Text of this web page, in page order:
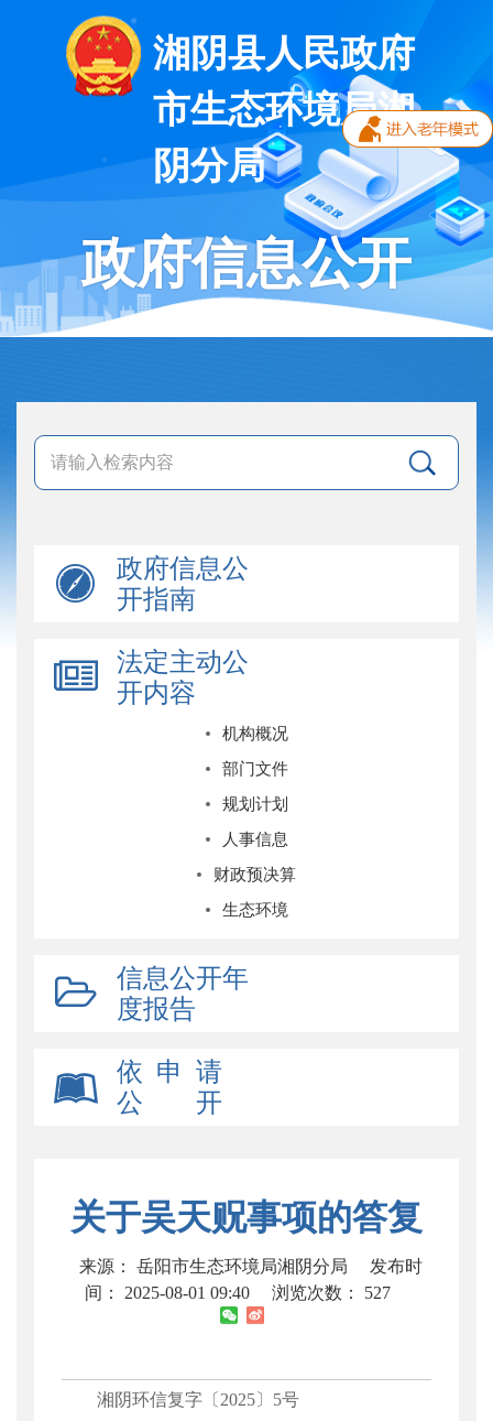
湘阴县人民政府
市生态环境局湘
阴分局
政府信息公开
政府信息公
开指南
法定主动公
开内容
机构概况
部门文件
规划计划
人事信息
财政预决算
生态环境
信息公开年
度报告
依 申 请
公 开
关于吴天贶事项的答复
来源： 岳阳市生态环境局湘阴分局
发布时
间： 2025-08-01 09:40
浏览次数： 527
湘阴环信复字〔2025〕5号